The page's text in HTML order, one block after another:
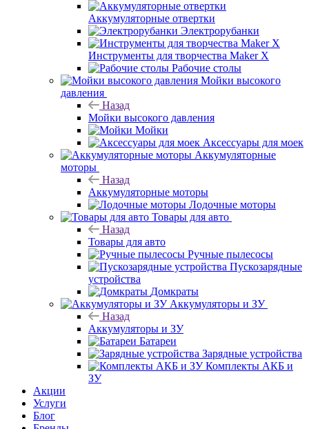
Аккумуляторные отвертки
Электрорубанки
Инструменты для творчества Maker X
Рабочие столы
Мойки высокого
давления
Назад
Мойки высокого давления
Мойки
Аксессуары для моек
Аккумуляторные
моторы
Назад
Аккумуляторные моторы
Лодочные моторы
Товары для авто
Назад
Товары для авто
Ручные пылесосы
Пускозарядные
устройства
Домкраты
Аккумуляторы и ЗУ
Назад
Аккумуляторы и ЗУ
Батареи
Зарядные устройства
Комплекты АКБ и
ЗУ
Акции
Услуги
Блог